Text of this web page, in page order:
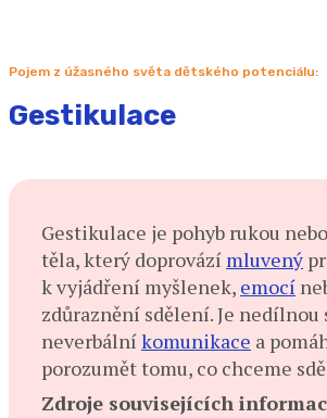
Pojem z úžasného světa dětského potenciálu:
Gestikulace
Gestikulace je pohyb rukou
těla, který doprovází mluvený
k vyjádření myšlenek, emocí
zdůraznění sdělení. Je nedílnou
neverbálníkomunikace a
porozumět tomu, co chceme
Zdroje souvisejících